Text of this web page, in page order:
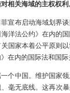
相关海域的主权权
宣布启动海域划界
洋法公约》在内的
国家本着公平原则
在内的国际法和国
个中国。维护国家
毫无底线。这再次